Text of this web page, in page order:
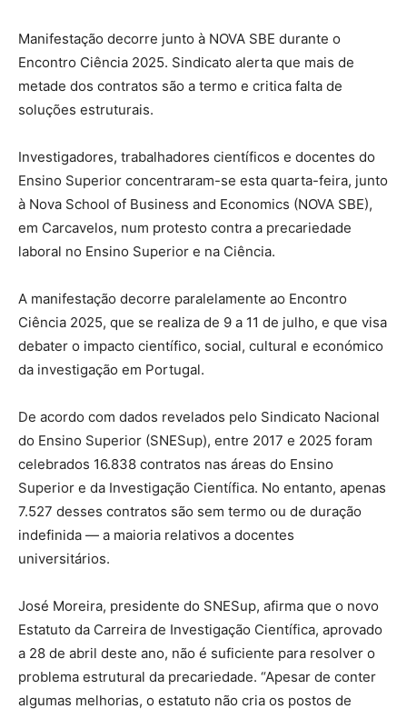
Manifestação decorre junto à NOVA SBE durante o
Encontro Ciência 2025. Sindicato alerta que mais de
metade dos contratos são a termo e critica falta de
soluções estruturais.
Investigadores, trabalhadores científicos e docentes do
Ensino Superior concentraram-se esta quarta-feira, junto
à Nova School of Business and Economics (NOVA SBE),
em Carcavelos, num protesto contra a precariedade
laboral no Ensino Superior e na Ciência.
A manifestação decorre paralelamente ao Encontro
Ciência 2025, que se realiza de 9 a 11 de julho, e que visa
debater o impacto científico, social, cultural e económico
da investigação em Portugal.
De acordo com dados revelados pelo Sindicato Nacional
do Ensino Superior (SNESup), entre 2017 e 2025 foram
celebrados 16.838 contratos nas áreas do Ensino
Superior e da Investigação Científica. No entanto, apenas
7.527 desses contratos são sem termo ou de duração
indefinida — a maioria relativos a docentes
universitários.
José Moreira, presidente do SNESup, afirma que o novo
Estatuto da Carreira de Investigação Científica, aprovado
a 28 de abril deste ano, não é suficiente para resolver o
problema estrutural da precariedade. “Apesar de conter
algumas melhorias, o estatuto não cria os postos de